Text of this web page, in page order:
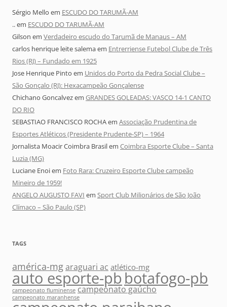
Sérgio Mello em ESCUDO DO TARUMÃ-AM
..em ESCUDO DO TARUMÃ-AM
Gilson em Verdadeiro escudo do Tarumã de Manaus – AM
carlos henrique leite salemaem Entrerriense Futebol Clube de Três
Rios (RJ) – Fundado em 1925
Jose Henrique Pinto em Unidos do Porto da Pedra Social Clube –
São Gonçalo (RJ): Hexacampeão Gonçalense
Chichano Goncalvezem GRANDES GOLEADAS: VASCO 14-1 CANTO
DO RIO
SEBASTIAO FRANCISCO ROCHAem Associação Prudentina de
Esportes Atléticos (Presidente Prudente-SP) – 1964
Jornalista Moacir Coimbra Brasilem Coimbra Esporte Clube – Santa
Luzia (MG)
Luciane Enoiem Foto Rara: Cruzeiro Esporte Clube campeão
Mineiro de 1959!
ANGELO AUGUSTO FAVI em Sport Club Milionários de São João
Clímaco – São Paulo (SP)
TAGS
américa-mgaraguari ac atlético-mg
auto esporte-pbbotafogo-pb
campeonato fluminense campeonato gaúcho
campeonato maranhense